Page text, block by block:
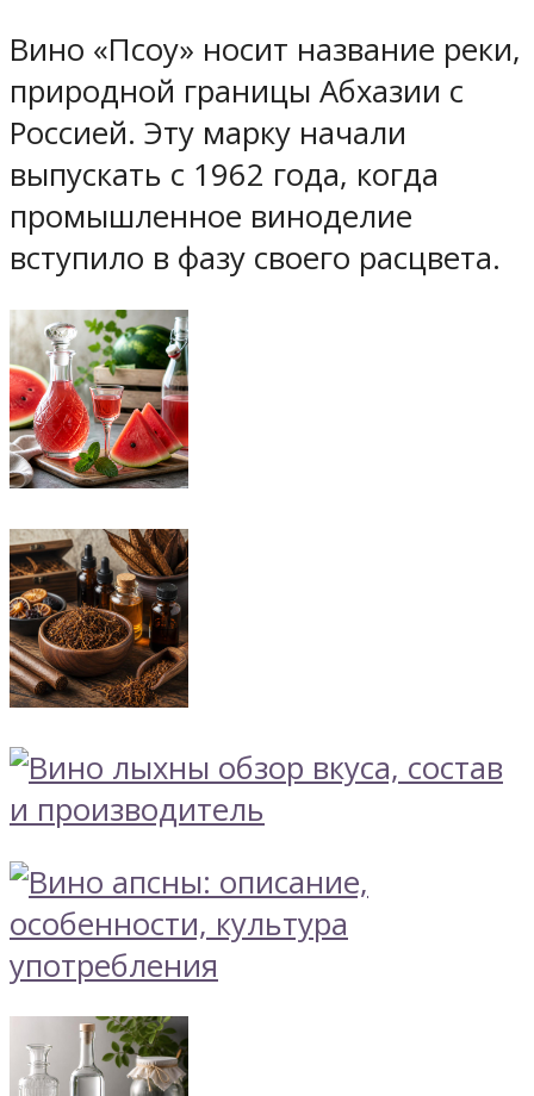
Вино «Псоу» носит название реки,
природной границы Абхазии с
Россией. Эту марку начали
выпускать с 1962 года, когда
промышленное виноделие
вступило в фазу своего расцвета.